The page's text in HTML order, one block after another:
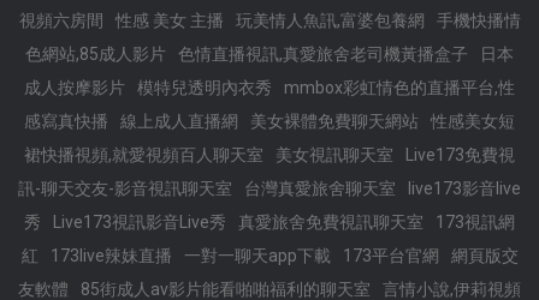
視頻六房間
性感 美女 主播 玩美情人魚訊,富婆包養網
手機快播情
色網站,85成人影片
色情直播視訊,真愛旅舍老司機黃播盒子
日本
成人按摩影片
模特兒透明內衣秀
mmbox彩虹情色的直播平台,性
感寫真快播
線上成人直播網 美女裸體免費聊天網站
性感美女短
裙快播視頻,就愛視頻百人聊天室
美女視訊聊天室
Live173免費視
訊-聊天交友-影音視訊聊天室
台灣真愛旅舍聊天室
live173影音live
秀
Live173視訊影音Live秀 真愛旅舍免費視訊聊天室
173視訊網
紅
173live辣妹直播 一對一聊天app下載 173平台官網
網頁版交
友軟體
85街成人av影片能看啪啪福利的聊天室
言情小說,伊莉視頻